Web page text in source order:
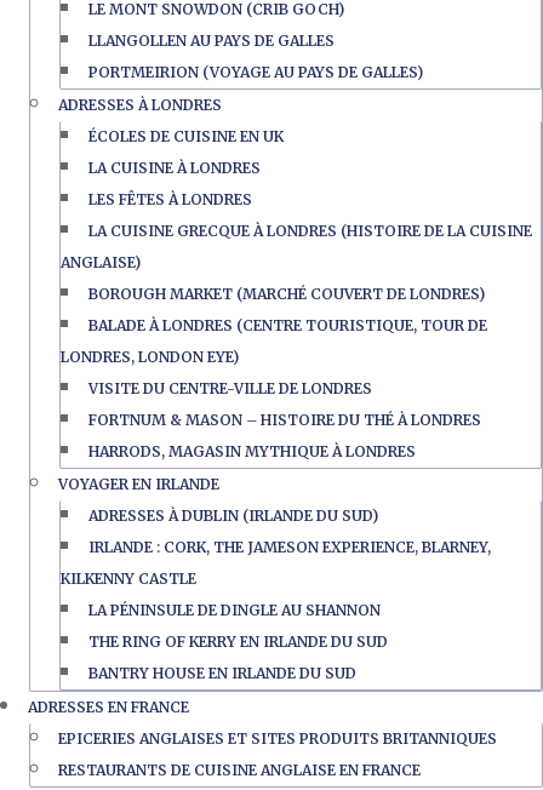
LE MONT SNOWDON (CRIB GOCH)
LLANGOLLEN AU PAYS DE GALLES
PORTMEIRION (VOYAGE AU PAYS DE GALLES)
ADRESSES À LONDRES
ÉCOLES DE CUISINE EN UK
LA CUISINE À LONDRES
LES FÊTES À LONDRES
LA CUISINE GRECQUE À LONDRES (HISTOIRE DE LA CUISINE
ANGLAISE)
BOROUGH MARKET (MARCHÉ COUVERT DE LONDRES)
BALADE À LONDRES (CENTRE TOURISTIQUE, TOUR DE
LONDRES, LONDON EYE)
VISITE DU CENTRE-VILLE DE LONDRES
FORTNUM & MASON – HISTOIRE DU THÉ À LONDRES
HARRODS, MAGASIN MYTHIQUE À LONDRES
VOYAGER EN IRLANDE
ADRESSES À DUBLIN (IRLANDE DU SUD)
IRLANDE : CORK, THE JAMESON EXPERIENCE, BLARNEY,
KILKENNY CASTLE
LA PÉNINSULE DE DINGLE AU SHANNON
THE RING OF KERRY EN IRLANDE DU SUD
BANTRY HOUSE EN IRLANDE DU SUD
ADRESSES EN FRANCE
EPICERIES ANGLAISES ET SITES PRODUITS BRITANNIQUES
RESTAURANTS DE CUISINE ANGLAISE EN FRANCE